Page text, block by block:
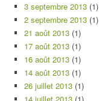
3 septembre 2013 (1)
2 septembre 2013 (1)
21 août 2013 (1)
17 août 2013 (1)
16 août 2013 (1)
14 août 2013 (1)
26 juillet 2013 (1)